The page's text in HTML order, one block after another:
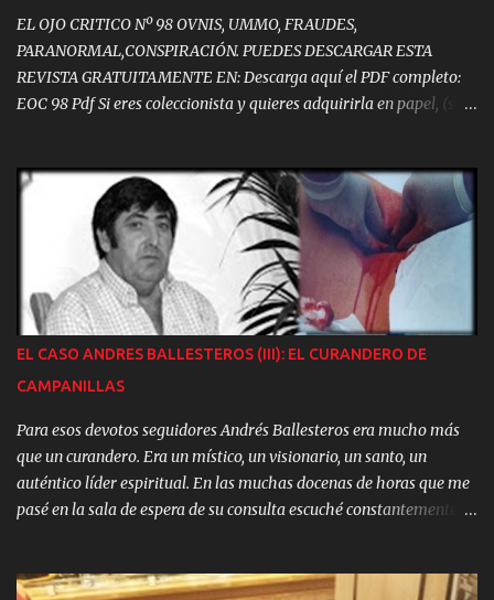
Alicante, Pontevedra, Guadalajara, Granada, Pamplona, A Cor...
EL OJO CRITICO Nº 98 OVNIS, UMMO, FRAUDES,
PARANORMAL,CONSPIRACIÓN. PUEDES DESCARGAR ESTA
REVISTA GRATUITAMENTE EN: Descarga aquí el PDF completo:
EOC 98 Pdf Si eres coleccionista y quieres adquirirla en papel, (son
Los Ladrillos del Misterio - UAPs, Dinero y Mentiras en el
Pentágono - Los OVNIs en el Parlamento Europeo - Así se
Construyeron las Pirámides de Egipto - DMT, las Antípodas de la
Mente - UMMO, el Mensaje Cifrado - El Enigma de María
Magdalena - El Primer Cazavampiros Humano - "El Otro Lado"
del Periodismo del Misterio - Manuel Carballal sin filtros -
Reflexiones de Jacques Vallée - Europa no Prioriza la Investigación
EL CASO ANDRES BALLESTEROS (III): EL CURANDERO DE
CAMPANILLAS
Para esos devotos seguidores Andrés Ballesteros era mucho más
que un curandero. Era un místico, un visionario, un santo, un
auténtico líder espiritual. En las muchas docenas de horas que me
pasé en la sala de espera de su consulta escuché constantemente
hacer sin él…”, etc. Quiero subrayar este aspecto emocional del